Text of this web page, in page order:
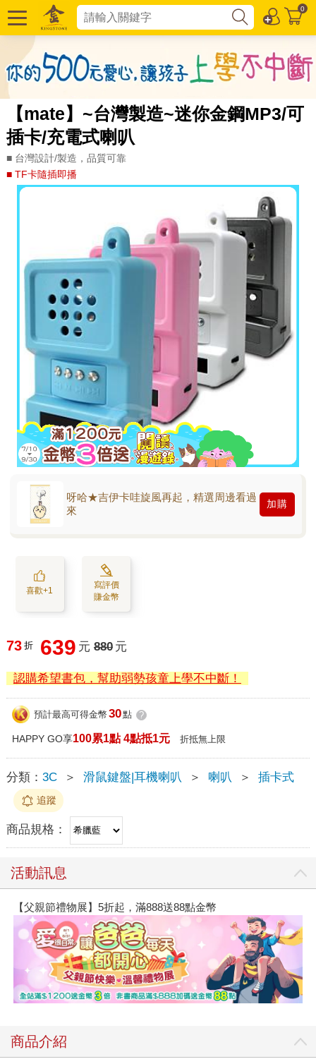
0
【mate】~台灣製造~迷你金鋼MP3/可
插卡/充電式喇叭
■ 台灣設計/製造，品質可靠
■ TF卡隨插即播
呀哈★吉伊卡哇旋風再起，精選周邊看過
來
加購
喜歡+1
寫評價
賺金幣
73 折 639 元 880 元
認購希望書包，幫助弱勢孩童上學不中斷！
預計最高可得金幣 30點 ?
HAPPY GO享100累1點 4點抵1元 折抵無上限
分類： 3C ＞ 滑鼠鍵盤|耳機喇叭 ＞ 喇叭 ＞ 插卡式
追蹤
商品規格：
活動訊息
【父親節禮物展】5折起，滿888送88點金幣
商品介紹